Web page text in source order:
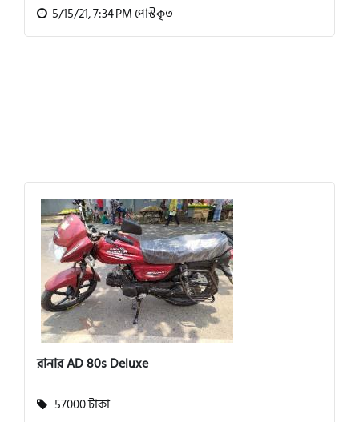
5/15/21, 7:34 PM পোস্টকৃত
রানার AD 80s Deluxe
57000 টাকা